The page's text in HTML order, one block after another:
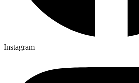
Instagram